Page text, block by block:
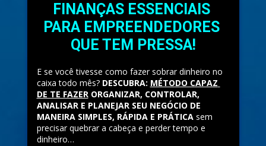
FINANÇAS ESSENCIAIS
PARA EMPREENDEDORES
QUE TEM PRESSA!
E se você tivesse como fazer sobrar dinheiro no
caixa todo mês? DESCUBRA: MÉTODO CAPAZ
DE TE FAZER ORGANIZAR, CONTROLAR,
ANALISAR E PLANEJAR SEU NEGÓCIO DE
MANEIRA SIMPLES, RÁPIDA E PRÁTICA sem
precisar quebrar a cabeça e perder tempo e
dinheiro…